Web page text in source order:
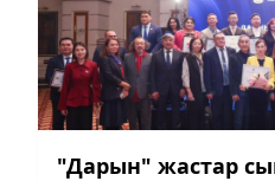
"Дарын" жастар